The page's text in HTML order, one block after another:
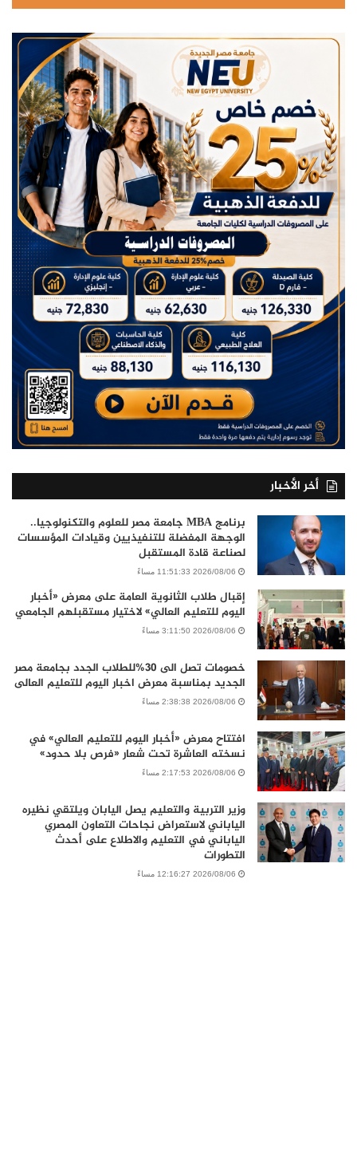
أخر الأخبار
برنامج MBA جامعة مصر للعلوم والتكنولوجيا..
الوجهة المفضلة للتنفيذيين وقيادات المؤسسات
لصناعة قادة المستقبل
2026/08/06 11:51:33 مساءً
إقبال طلاب الثانوية العامة على معرض «أخبار
اليوم للتعليم العالي» لاختيار مستقبلهم الجامعي
2026/08/06 3:11:50 مساءً
خصومات تصل الى 30%للطلاب الجدد بجامعة مصر
الجديد بمناسبة معرض اخبار اليوم للتعليم العالى
2026/08/06 2:38:38 مساءً
افتتاح معرض «أخبار اليوم للتعليم العالي» في
نسخته العاشرة تحت شعار «فرص بلا حدود»
2026/08/06 2:17:53 مساءً
وزير التربية والتعليم يصل اليابان ويلتقي نظيره
الياباني لاستعراض نجاحات التعاون المصري
الياباني في التعليم والاطلاع على أحدث
التطورات
2026/08/06 12:16:27 مساءً